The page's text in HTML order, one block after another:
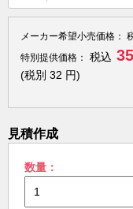
メーカー希望小売価格：
特別提供価格：
税込 35
(税別 32 円)
見積作成
数量：